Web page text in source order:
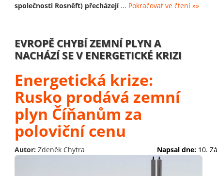
společnosti Rosněft) přecházejí... Pokračovat ve čtení »»
EVROPĚ CHYBÍ ZEMNÍ PLYN A
NACHÁZÍ SE V ENERGETICKÉ KRIZI
Energetická krize:
Rusko prodává zemní
plyn Číňanům za
poloviční cenu
Autor: Zdeněk Chytra Napsal dne: 10.